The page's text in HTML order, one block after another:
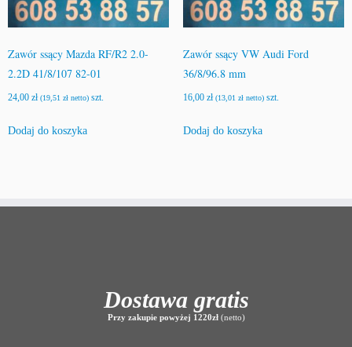
Zawór ssący Mazda RF/R2 2.0-
2.2D 41/8/107 82-01
24,00 zł (19,51 zł netto) szt.
Dodaj do koszyka
Zawór ssący VW Audi Ford
36/8/96.8 mm
16,00 zł (13,01 złnetto)szt.
Dodaj do koszyka
Dostawa gratis
Przy zakupie powyżej 1220zł(netto)